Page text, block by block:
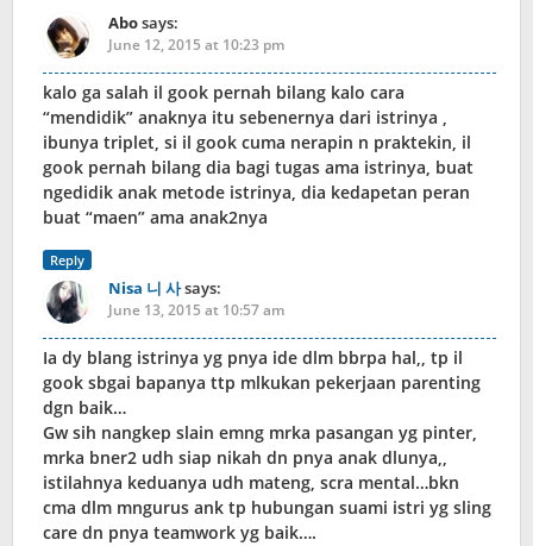
Abosays:
June 12, 2015 at 10:23 pm
kalo ga salah il gook pernah bilang kalo cara
“mendidik” anaknya itu sebenernya dari istrinya ,
ibunya triplet, si il gook cuma nerapin n praktekin, il
gook pernah bilang dia bagi tugas ama istrinya, buat
ngedidik anak metode istrinya, dia kedapetan peran
buat “maen” ama anak2nya
Reply
Nisa 니 사says:
June 13, 2015 at 10:57 am
Ia dy blang istrinya yg pnya ide dlm bbrpa hal,, tp il
gook sbgai bapanya ttp mlkukan pekerjaan parenting
dgn baik…
Gw sih nangkep slain emng mrka pasangan yg pinter,
mrka bner2 udh siap nikah dn pnya anak dlunya,,
istilahnya keduanya udh mateng, scra mental…bkn
cma dlm mngurus ank tp hubungan suami istri yg sling
care dn pnya teamwork yg baik….